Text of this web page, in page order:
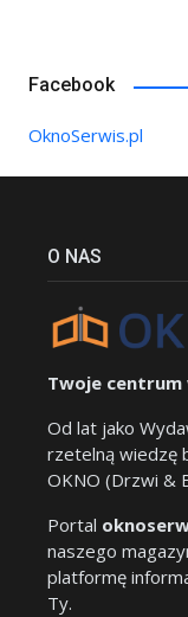
Facebook
OknoSerwis.pl
O NAS
Twoje
Od lat jako
rzetelną wiedzę
OKNO (Drzwi &
Portal
naszego
platformę
Ty.